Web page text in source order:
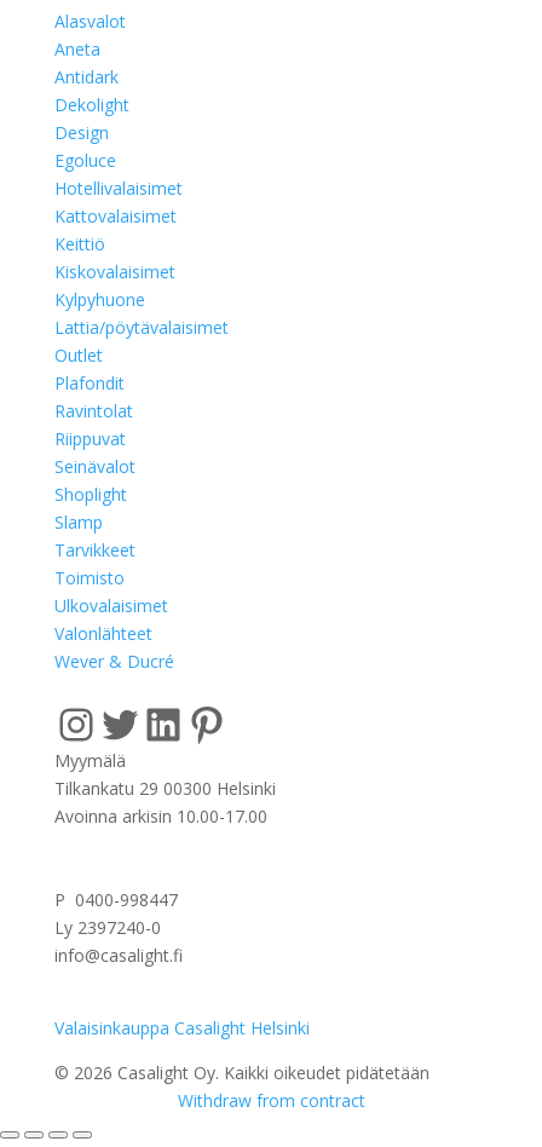
Alasvalot
Aneta
Antidark
Dekolight
Design
Egoluce
Hotellivalaisimet
Kattovalaisimet
Keittiö
Kiskovalaisimet
Kylpyhuone
Lattia/pöytävalaisimet
Outlet
Plafondit
Ravintolat
Riippuvat
Seinävalot
Shoplight
Slamp
Tarvikkeet
Toimisto
Ulkovalaisimet
Valonlähteet
Wever & Ducré
InstagramTwitter LinkedIn Pinterest
Myymälä
Tilkankatu 29 00300 Helsinki
Avoinna arkisin 10.00-17.00
P 0400-998447
Ly 2397240-0
info@casalight.fi
Valaisinkauppa Casalight Helsinki
© 2026 Casalight Oy. Kaikki oikeudet pidätetään
Withdraw from contract